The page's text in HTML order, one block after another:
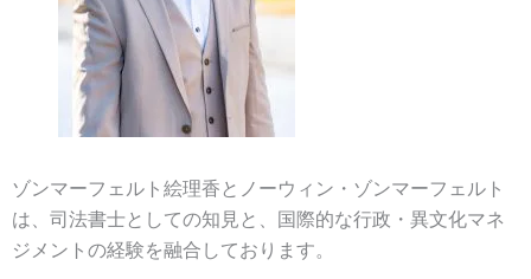
ゾンマーフェルト絵理香とノーウィン・ゾンマーフェルト
は、 司法書士としての知見と、国際的な行政・異文化マネ
ジメントの経験を融合しております。